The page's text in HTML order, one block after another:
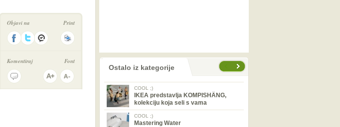
Objavi na Print
Komentiraj Fontprethodno Ostalo iz kategorije
COOL ;)
IKEA predstavlja KOMPISHÄNG,
kolekciju koja seli s vama
COOL ;)
Mastering Water